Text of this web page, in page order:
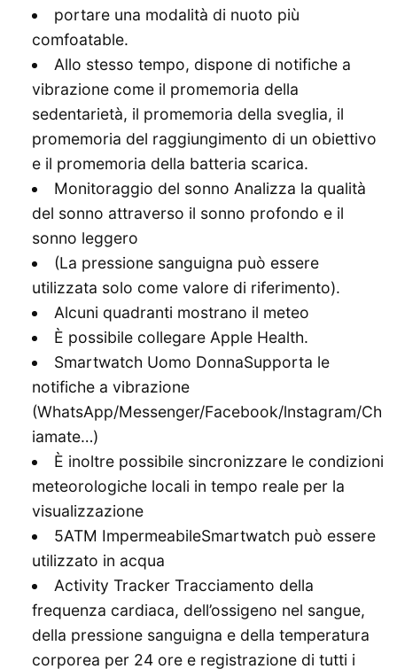
portare una modalità di nuoto più
comfoatable.
Allo stesso tempo, dispone di notifiche a
vibrazione come il promemoria della
sedentarietà, il promemoria della sveglia, il
promemoria del raggiungimento di un obiettivo
e il promemoria della batteria scarica.
Monitoraggio del sonno Analizza la qualità
del sonno attraverso il sonno profondo e il
sonno leggero
(La pressione sanguigna può essere
utilizzata solo come valore di riferimento).
Alcuni quadranti mostrano il meteo
È possibile collegare Apple Health.
Smartwatch Uomo DonnaSupporta le
notifiche a vibrazione
(WhatsApp/Messenger/Facebook/lnstagram/Ch
iamate…)
È inoltre possibile sincronizzare le condizioni
meteorologiche locali in tempo reale per la
visualizzazione
5ATM ImpermeabileSmartwatch può essere
utilizzato in acqua
Activity Tracker Tracciamento della
frequenza cardiaca, dell’ossigeno nel sangue,
della pressione sanguigna e della temperatura
corporea per 24 ore e registrazione di tutti i